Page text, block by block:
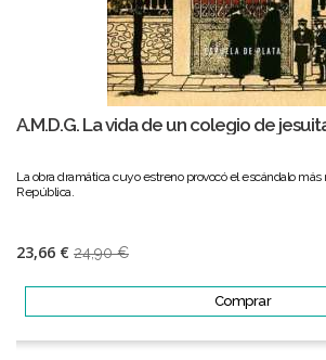
A.M.D.G. La vida de un colegio de
La obra dramática cuyo estreno provocó el escándalo
República.
23,66 € 24,90 €
Comprar